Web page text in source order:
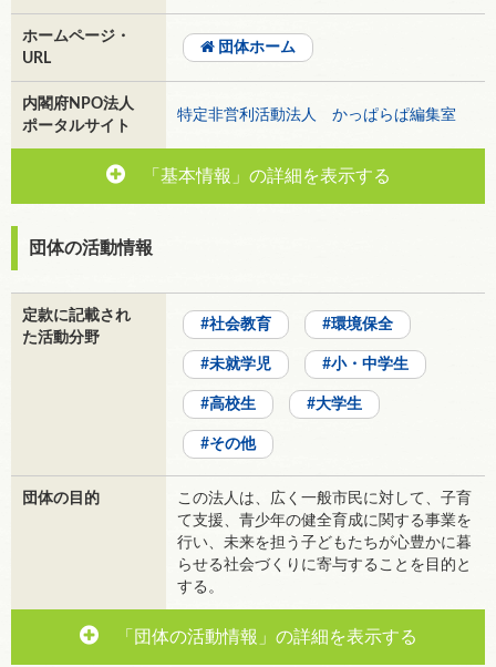
ホームページ・
URL
団体ホーム
内閣府NPO法人
ポータルサイト
特定非営利活動法人 かっぱらぱ編集室
「基本情報」の詳細を表示する
団体の活動情報
定款に記載され
た活動分野
社会教育 環境保全
未就学児 小・中学生
高校生 大学生
その他
団体の目的
この法人は、広く一般市民に対して、子育
て支援、青少年の健全育成に関する事業を
行い、未来を担う子どもたちが心豊かに暮
らせる社会づくりに寄与することを目的と
する。
「団体の活動情報」の詳細を表示する